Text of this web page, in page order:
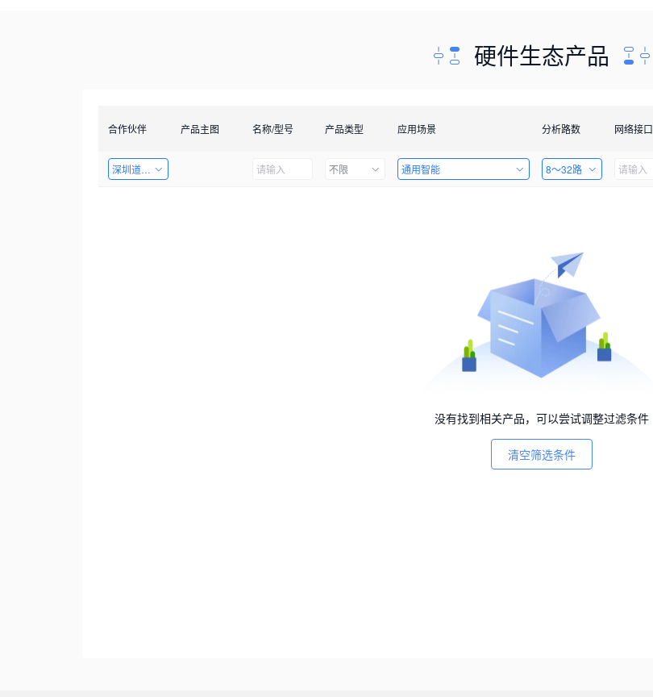
硬件生态产品
合作伙伴 产品主图 名称/型号 产品类型 应用场景 分析路数 网络接口
深圳道者技术有限公司 不限 通用智能 8～32路
没有找到相关产品，可以尝试调整过滤条件
清空筛选条件